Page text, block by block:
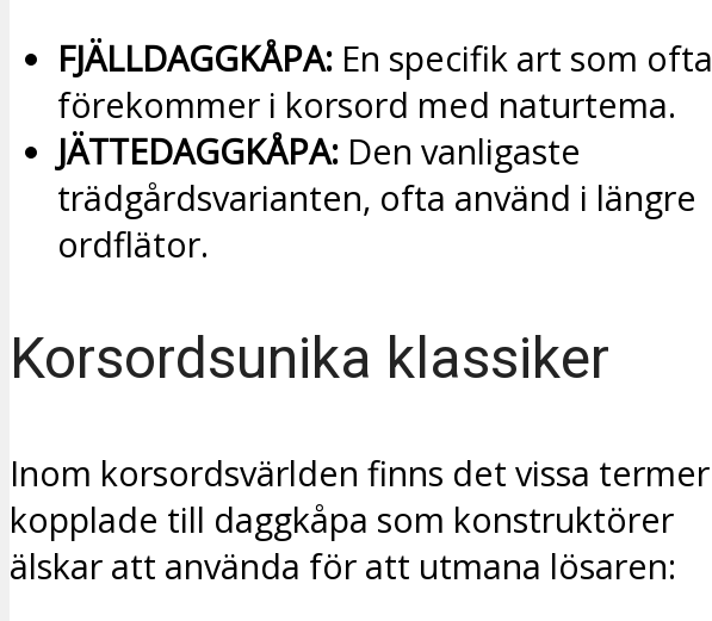
FJÄLLDAGGKÅPA: En specifik art som ofta
förekommer i korsord med naturtema.
JÄTTEDAGGKÅPA: Den vanligaste
trädgårdsvarianten, ofta använd i längre
ordflätor.
Korsordsunika klassiker
Inom korsordsvärlden finns det vissa termer
kopplade till daggkåpa som konstruktörer
älskar att använda för att utmana lösaren: